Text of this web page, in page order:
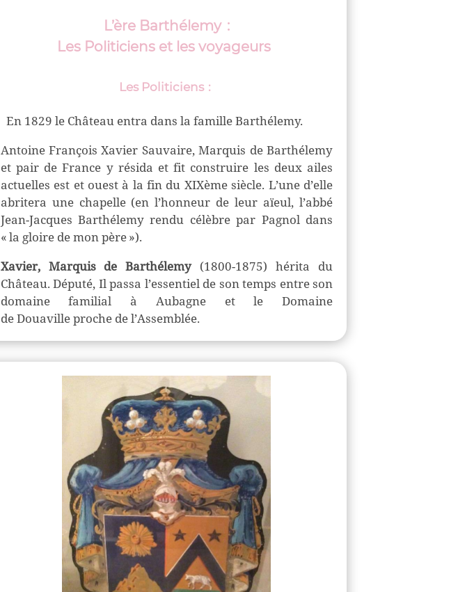
L’ère Barthélemy:
Les Politiciens et les voyageurs
Les Politiciens:
En 1829 le Château entra dans la famille Barthélemy.
Antoine François Xavier Sauvaire,Marquis de Barthélemy
et pair de France y résida et fit construire les deux ailes
actuelles est et ouest à la fin du XIXème siècle. L’une d’elle
abritera une chapelle (en l’honneur de leur aïeul, l’abbé
Jean-Jacques Barthélemy rendu célèbre par Pagnol dans
« la gloire de mon père »).
Xavier, Marquis de Barthélemy (1800-1875) hérita du
Château. Député, Il passa l’essentiel de son temps entre son
domaine familial à Aubagne et le Domaine
deDouavilleproche de l’Assemblée.